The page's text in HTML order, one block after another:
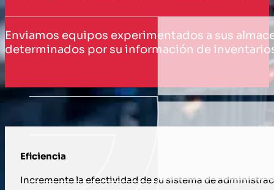
Enviamos equipos experimentados a sus
determinados por su información de
CÓMO TE APOYAMOS CON
Eficiencia
Incremente la efectividad de su sistema de